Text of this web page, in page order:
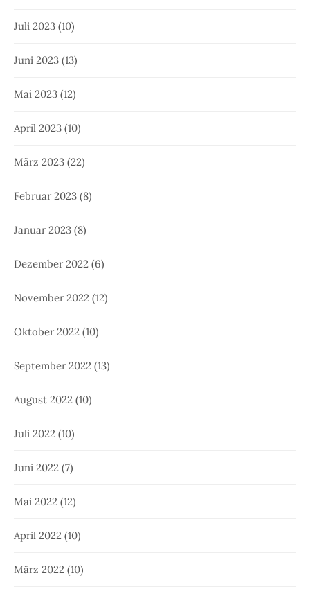
Juli 2023 (10)
Juni 2023 (13)
Mai 2023 (12)
April 2023 (10)
März 2023 (22)
Februar 2023 (8)
Januar 2023 (8)
Dezember 2022 (6)
November 2022 (12)
Oktober 2022 (10)
September 2022 (13)
August 2022 (10)
Juli 2022 (10)
Juni 2022 (7)
Mai 2022 (12)
April 2022 (10)
März 2022 (10)